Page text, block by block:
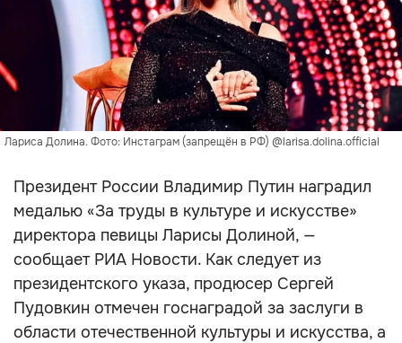
Лариса Долина. Фото: Инстаграм (запрещён в РФ) @larisa.dolina.official
Президент России Владимир Путин наградил
медалью «За труды в культуре и искусстве»
директора певицы Ларисы Долиной, —
сообщает РИА Новости. Как следует из
президентского указа, продюсер Сергей
Пудовкин отмечен госнаградой за заслуги в
области отечественной культуры и искусства, а